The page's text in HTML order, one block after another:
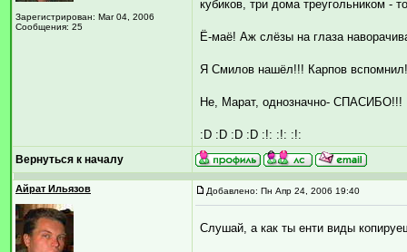
Зарегистрирован: Mar 04, 2006
Сообщения: 25
кубиков, три дома треугольником -
Ё-маё! Аж слёзы на глаза
Я Смилов нашёл!!! Карпов
Не, Марат, однозначно- СПАСИБО!!!
:D :D :D :D :!: :!: :!:
Вернуться к началу
Айрат Ильязов Добавлено: Пн Апр 24, 2006 19:40
Слушай, а как ты енти виды